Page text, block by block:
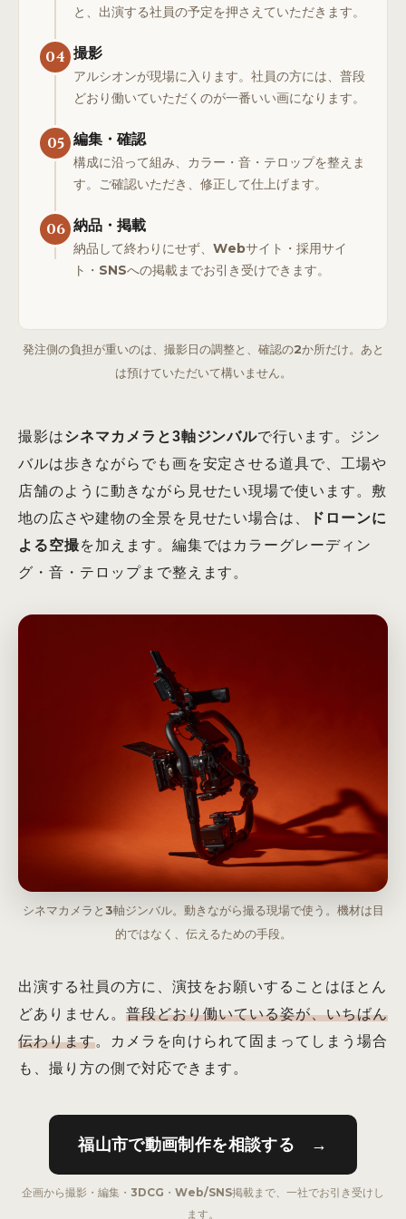
と、出演する社員の予定を押さえていただきます。
04 撮影
アルシオンが現場に入ります。社員の方には、普段
どおり働いていただくのが一番いい画になります。
05 編集・確認
構成に沿って組み、カラー・音・テロップを整えま
す。ご確認いただき、修正して仕上げます。
06 納品・掲載
納品して終わりにせず、Webサイト・採用サイ
ト・SNSへの掲載までお引き受けできます。
発注側の負担が重いのは、撮影日の調整と、確認の2か所だけ。あと
は預けていただいて構いません。
撮影はシネマカメラと3軸ジンバルで行います。ジン
バルは歩きながらでも画を安定させる道具で、工場や
店舗のように動きながら見せたい現場で使います。敷
地の広さや建物の全景を見せたい場合は、
ドローンに
よる空撮を加えます。編集ではカラーグレーディン
グ・音・テロップまで整えます。
シネマカメラと3軸ジンバル。動きながら撮る現場で使う。機材は目
的ではなく、伝えるための手段。
出演する社員の方に、演技をお願いすることはほとん
どありません。 普段どおり働いている姿が、いちばん
伝わります。カメラを向けられて固まってしまう場合
も、撮り方の側で対応できます。
福山市で動画制作を相談する →
企画から撮影・編集・3DCG・Web/SNS掲載まで、一社でお引き受けし
ます。